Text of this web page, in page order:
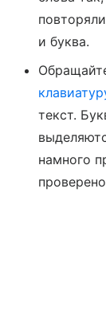
и буква.
текст.
намного